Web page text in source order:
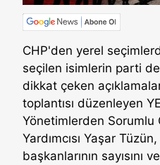
CHP'den yerel
seçilen isimlerin parti
dikkat çeken
toplantısı düzenleyen
Yönetimlerden Sorumlu
Yardımcısı Yaşar
başkanlarının sayısını